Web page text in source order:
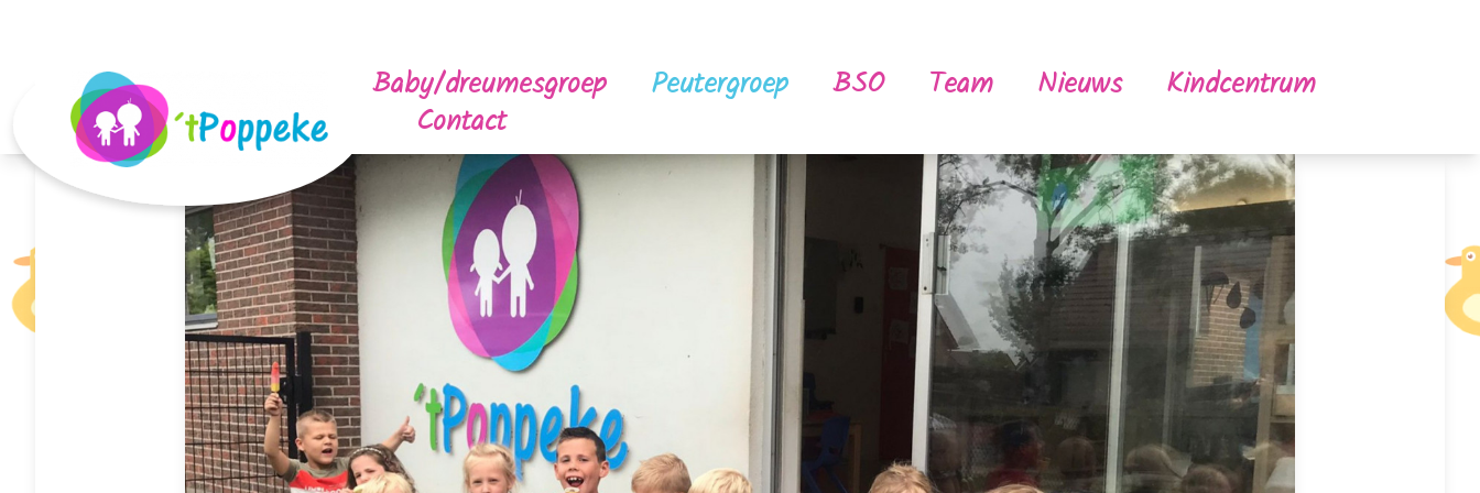
Baby/dreumesgroep Peutergroep BSO Team Nieuws
Kindcentrum
Contact